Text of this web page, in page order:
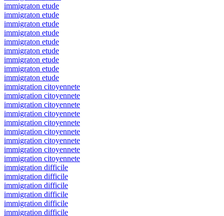
immigraton etude
immigraton etude
immigraton etude
immigraton etude
immigraton etude
immigraton etude
immigraton etude
immigraton etude
immigraton etude
immigration citoyennete
immigration citoyennete
immigration citoyennete
immigration citoyennete
immigration citoyennete
immigration citoyennete
immigration citoyennete
immigration citoyennete
immigration citoyennete
immigration difficile
immigration difficile
immigration difficile
immigration difficile
immigration difficile
immigration difficile